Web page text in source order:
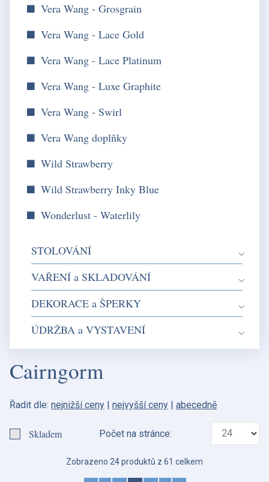
Cairngorm
Řadit dle: nejnižší ceny | nejvyšší ceny | abecedně
Skladem Počet na stránce:
Zobrazeno 24 produktů z 61 celkem
Vera Wang - Grosgrain
Vera Wang - Lace Gold
Vera Wang - Lace Platinum
Vera Wang - Luxe Graphite
Vera Wang - Swirl
Vera Wang doplňky
Wild Strawberry
Wild Strawberry Inky Blue
Wonderlust - Waterlily
STOLOVÁNÍ
VAŘENÍ a SKLADOVÁNÍ
DEKORACE a ŠPERKY
ÚDRŽBA a VYSTAVENÍ